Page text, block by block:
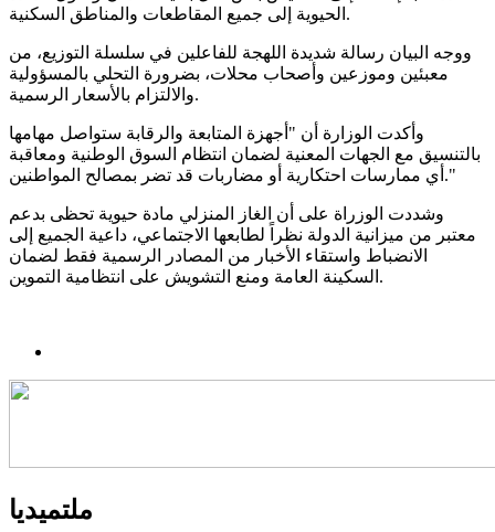
الحيوية إلى جميع المقاطعات والمناطق السكنية.
ووجه البيان رسالة شديدة اللهجة للفاعلين في سلسلة التوزيع، من
معبئين وموزعين وأصحاب محلات، بضرورة التحلي بالمسؤولية
والالتزام بالأسعار الرسمية.
وأكدت الوزارة أن "أجهزة المتابعة والرقابة ستواصل مهامها
بالتنسيق مع الجهات المعنية لضمان انتظام السوق الوطنية ومعاقبة
أي ممارسات احتكارية أو مضاربات قد تضر بمصالح المواطنين."
وشددت الوزراة على أن الغاز المنزلي مادة حيوية تحظى بدعم
معتبر من ميزانية الدولة نظراً لطابعها الاجتماعي، داعية الجميع إلى
الانضباط واستقاء الأخبار من المصادر الرسمية فقط لضمان
السكينة العامة ومنع التشويش على انتظامية التموين.
ملتميديا